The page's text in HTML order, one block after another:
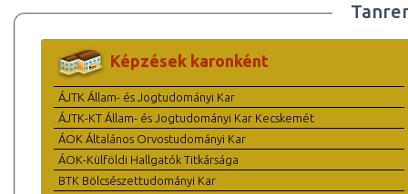
Képzések karonként
ÁJTK Állam- és Jogtudományi Kar
ÁJTK-KT Állam- és Jogtudományi Kar Kecskemét
ÁOK Általános Orvostudományi Kar
ÁOK-Külföldi Hallgatók Titkársága
BTK Bölcsészettudományi Kar